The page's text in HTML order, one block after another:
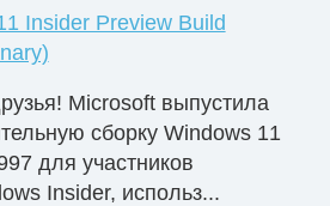
Insider Preview Build
Microsoft выпустила
сборку Windows 11
для участников
Insider, использ...